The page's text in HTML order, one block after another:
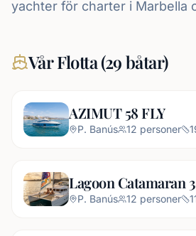
yachter för charter i Marbella
Vår Flotta(29båtar)
AZIMUT 58 FLY
P. Banús 12 personer
Lagoon Catamaran
P. Banús 12 personer